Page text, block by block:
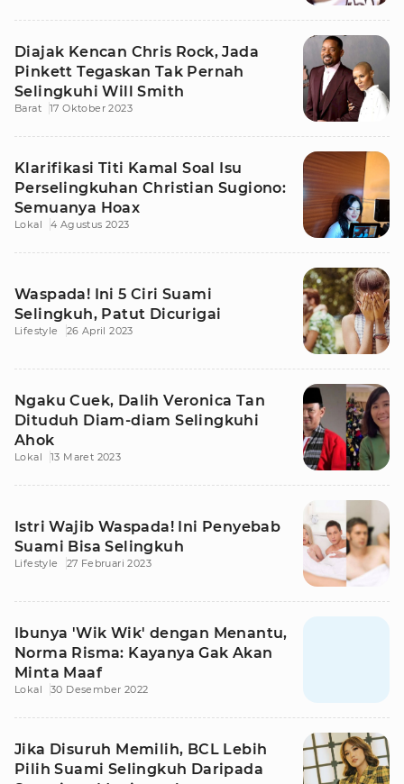
Diajak Kencan Chris Rock, Jada
Pinkett Tegaskan Tak Pernah
Selingkuhi Will Smith
Barat 17 Oktober 2023
Klarifikasi Titi Kamal Soal Isu
Perselingkuhan Christian Sugiono:
Semuanya Hoax
Lokal 4 Agustus 2023
Waspada! Ini 5 Ciri Suami
Selingkuh, Patut Dicurigai
Lifestyle 26 April 2023
Ngaku Cuek, Dalih Veronica Tan
Dituduh Diam-diam Selingkuhi
Ahok
Lokal 13 Maret 2023
Istri Wajib Waspada! Ini Penyebab
Suami Bisa Selingkuh
Lifestyle 27 Februari 2023
Ibunya 'Wik Wik' dengan Menantu,
Norma Risma: Kayanya Gak Akan
Minta Maaf
Lokal 30 Desember 2022
Jika Disuruh Memilih, BCL Lebih
Pilih Suami Selingkuh Daripada